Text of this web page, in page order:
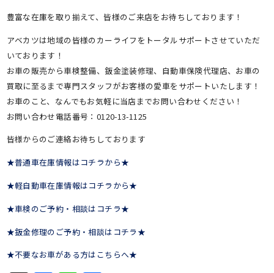
豊富な在庫を取り揃えて、皆様のご来店をお待ちしております！
アベカツは地域の皆様のカーライフをトータルサポートさせていただ
いております！
お車の販売から車検整備、鈑金塗装修理、自動車保険代理店、お車の
買取に至るまで専門スタッフがお客様の愛車をサポートいたします！
お車のこと、なんでもお気軽に当店までお問い合わせください！
お問い合わせ電話番号：0120-13-1125
皆様からのご連絡お待ちしております
★普通車在庫情報はコチラから★
★軽自動車在庫情報はコチラから★
★車検のご予約・相談はコチラ★
★鈑金修理のご予約・相談はコチラ★
★不要なお車がある方はこちらへ★